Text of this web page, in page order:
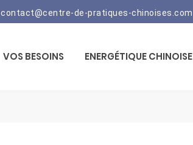
contact@centre-de-pratiques-chinoises.com
VOS BESOINS ENERGÉTIQUE CHINOISE